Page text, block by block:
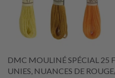
DMC MOULINÉ SPÉCIAL 25
UNIES, NUANCES DE